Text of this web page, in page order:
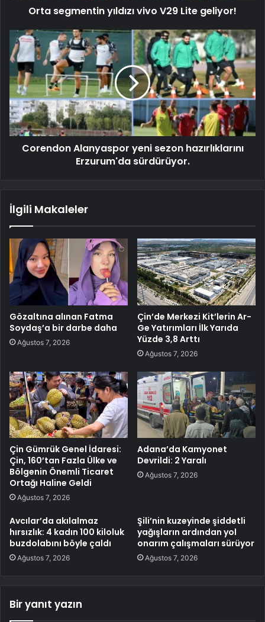
Orta segmentin yıldızı vivo V29 Lite geliyor!
Corendon Alanyaspor yeni sezon hazırlıklarını
Erzurum'da sürdürüyor.
İlgili Makaleler
Gözaltına alınan Fatma
Soydaş’a bir darbe daha
Ağustos 7, 2026
Çin’de Merkezi Kit’lerin Ar-
Ge Yatırımları İlk Yarıda
Yüzde 3,8 Arttı
Ağustos 7, 2026
Çin Gümrük Genel İdaresi:
Çin, 160’tan Fazla Ülke ve
Bölgenin Önemli Ticaret
Ortağı Haline Geldi
Ağustos 7, 2026
Adana’da Kamyonet
Devrildi: 2 Yaralı
Ağustos 7, 2026
Avcılar’da akılalmaz
hırsızlık: 4 kadın 100 kiloluk
buzdolabını böyle çaldı
Ağustos 7, 2026
Şili’nin kuzeyinde şiddetli
yağışların ardından yol
onarım çalışmaları sürüyor
Ağustos 7, 2026
Bir yanıt yazın